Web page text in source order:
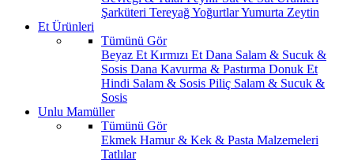
Şarküteri TereyağYoğurtlarYumurta Zeytin
Et Ürünleri
Tümünü Gör
Beyaz Et Kırmızı Et Dana Salam & Sucuk &
Sosis Dana Kavurma & Pastırma Donuk Et
Hindi Salam & Sosis Piliç Salam & Sucuk &
Sosis
Unlu Mamüller
Tümünü Gör
Ekmek Hamur & Kek & Pasta Malzemeleri
Tatlılar